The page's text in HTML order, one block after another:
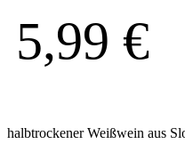
5,99 €
halbtrockener Weißwein aus